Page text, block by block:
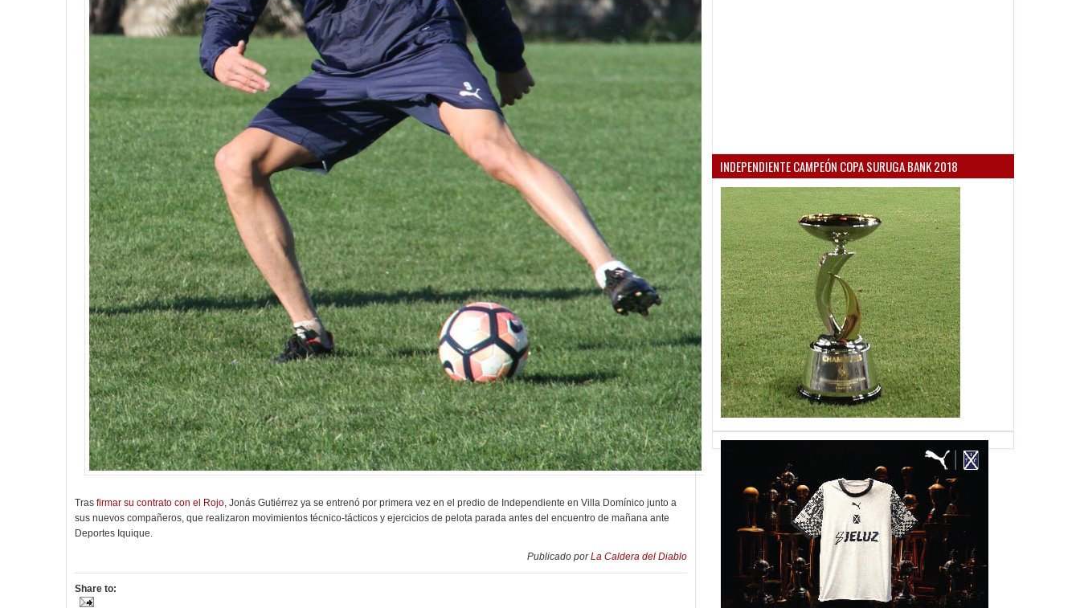
Tras firmar su contrato con el Rojo, Jonás Gutiérrez ya se entrenó por primera vez en el predio de Independiente en Villa Domínico junto a
sus nuevos compañeros, que realizaron movimientos técnico-tácticos y ejercicios de pelota parada antes del encuentro de mañana ante
Deportes Iquique.
Publicado porLa Caldera del Diablo
Share to:
INDEPENDIENTE CAMPEÓN COPA SURUGA BANK 2018